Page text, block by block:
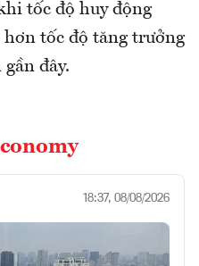
tốc độ huy động
hơn tốc độ tăng trưởng
đây.
18:37, 08/08/2026